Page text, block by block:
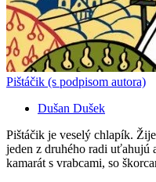
Pištáčik (s podpisom autora)
Dušan Dušek
Pištáčik je veselý chlapík.
jeden z druhého radi uťahujú
kamarát s vrabcami, so